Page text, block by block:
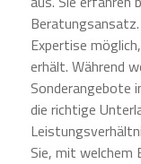
Expertise
erhält. Während
Sonderangebote
die richtige
Sie, mit welchem